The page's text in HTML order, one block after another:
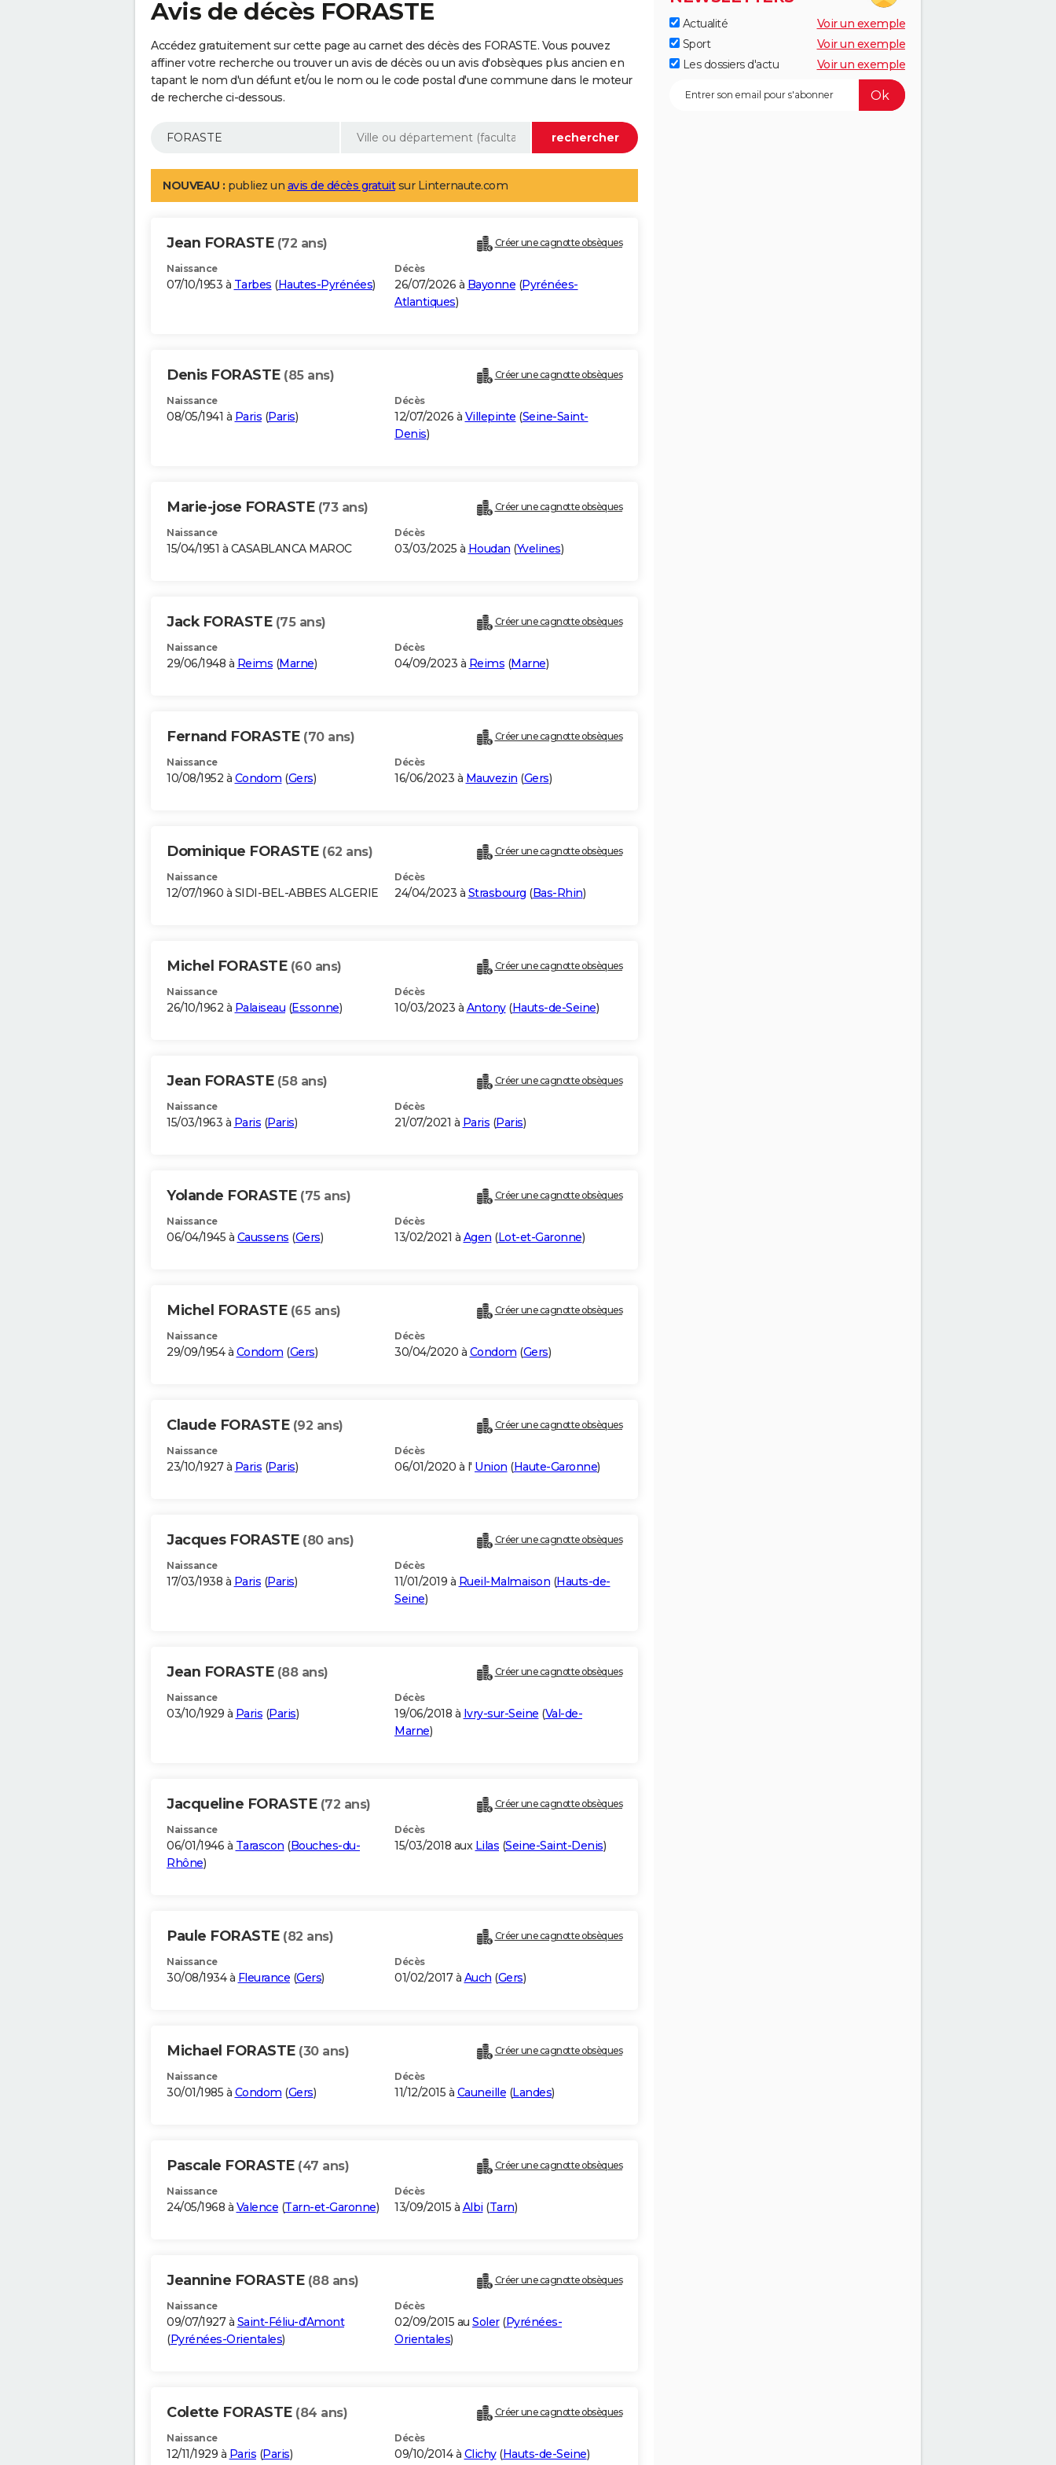
Avis de décès FORASTE
Accédez gratuitement sur cette page au carnet des décès des FORASTE. Vous pouvez
affiner votre recherche ou trouver un avis de décès ou un avis d'obsèques plus ancien en
tapant le nom d'un défunt et/ou le nom ou le code postal d'une commune dans le moteur
de recherche ci-dessous.
NOUVEAU : publiez un avis de décès gratuitsur Linternaute.com
Jean FORASTE (72 ans) Créer une cagnotte obsèques
Naissance
07/10/1953 à Tarbes (Hautes-Pyrénées)
Décès
26/07/2026 à Bayonne (Pyrénées-
Atlantiques)
Denis FORASTE (85 ans) Créer une cagnotte obsèques
Naissance
08/05/1941 à Paris (Paris)
Décès
12/07/2026 à Villepinte (Seine-Saint-
Denis)
Marie-jose FORASTE (73 ans) Créer une cagnotte obsèques
Naissance
15/04/1951 à CASABLANCA MAROC
Décès
03/03/2025 à Houdan (Yvelines)
Jack FORASTE (75 ans) Créer une cagnotte obsèques
Naissance
29/06/1948 à Reims (Marne)
Décès
04/09/2023 à Reims (Marne)
Fernand FORASTE (70 ans) Créer une cagnotte obsèques
Naissance
10/08/1952 à Condom (Gers)
Décès
16/06/2023 à Mauvezin (Gers)
Dominique FORASTE (62 ans) Créer une cagnotte obsèques
Naissance
12/07/1960 à SIDI-BEL-ABBES ALGERIE
Décès
24/04/2023 à Strasbourg (Bas-Rhin)
Michel FORASTE (60 ans) Créer une cagnotte obsèques
Naissance
26/10/1962 à Palaiseau (Essonne)
Décès
10/03/2023 à Antony(Hauts-de-Seine)
Jean FORASTE (58 ans) Créer une cagnotte obsèques
Naissance
15/03/1963 à Paris (Paris)
Décès
21/07/2021 à Paris (Paris)
Yolande FORASTE (75 ans) Créer une cagnotte obsèques
Naissance
06/04/1945 à Caussens (Gers)
Décès
13/02/2021 à Agen (Lot-et-Garonne)
Michel FORASTE (65 ans) Créer une cagnotte obsèques
Naissance
29/09/1954 à Condom (Gers)
Décès
30/04/2020 à Condom (Gers)
Claude FORASTE (92 ans) Créer une cagnotte obsèques
Naissance
23/10/1927 à Paris (Paris)
Décès
06/01/2020 à l' Union (Haute-Garonne)
Jacques FORASTE (80 ans) Créer une cagnotte obsèques
Naissance
17/03/1938 à Paris (Paris)
Décès
11/01/2019 à Rueil-Malmaison (Hauts-de-
Seine)
Jean FORASTE (88 ans) Créer une cagnotte obsèques
Naissance
03/10/1929 à Paris (Paris)
Décès
19/06/2018 à Ivry-sur-Seine (Val-de-
Marne)
Jacqueline FORASTE (72 ans) Créer une cagnotte obsèques
Naissance
06/01/1946 à Tarascon (Bouches-du-
Rhône)
Décès
15/03/2018 aux Lilas (Seine-Saint-Denis)
Paule FORASTE (82 ans) Créer une cagnotte obsèques
Naissance
30/08/1934 à Fleurance (Gers)
Décès
01/02/2017 à Auch (Gers)
Michael FORASTE (30 ans) Créer une cagnotte obsèques
Naissance
30/01/1985 à Condom (Gers)
Décès
11/12/2015 à Cauneille (Landes)
Pascale FORASTE (47 ans) Créer une cagnotte obsèques
Naissance
24/05/1968 à Valence (Tarn-et-Garonne)
Décès
13/09/2015 à Albi (Tarn)
Jeannine FORASTE (88 ans) Créer une cagnotte obsèques
Naissance
09/07/1927 à Saint-Féliu-d'Amont
(Pyrénées-Orientales)
Décès
02/09/2015 au Soler(Pyrénées-
Orientales)
Colette FORASTE (84 ans) Créer une cagnotte obsèques
Naissance
12/11/1929 à Paris (Paris)
Décès
09/10/2014 à Clichy(Hauts-de-Seine)
Actualité
Voir un exemple
Sport
Voir un exemple
Les dossiers d'actu
Voir un exemple